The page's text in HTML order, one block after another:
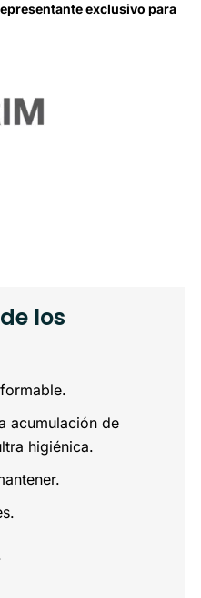
exclusivo para
los
acumulación de
higiénica.